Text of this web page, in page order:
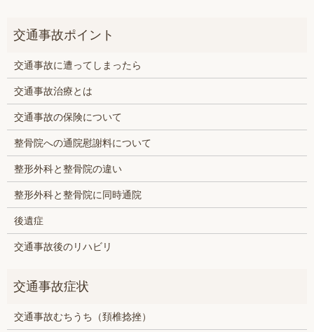
交通事故に遭ってしまったら
交通事故治療とは
交通事故の保険について
整骨院への通院慰謝料について
整形外科と整骨院の違い
整形外科と整骨院に同時通院
後遺症
交通事故後のリハビリ
交通事故むちうち（頚椎捻挫）